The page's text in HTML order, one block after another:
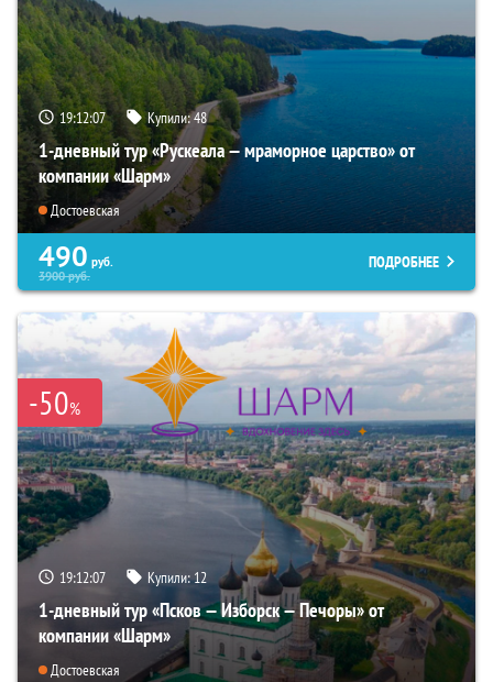
19:12:06 Купили:48
1-дневный тур «Рускеала — мраморное царство» от
компании «Шарм»
Достоевская
490 руб.
3900руб.
ПОДРОБНЕЕ
-50%
19:12:06 Купили:12
1-дневный тур «Псков — Изборск — Печоры» от
компании «Шарм»
Достоевская